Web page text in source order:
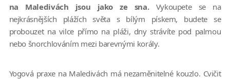
na Maledivách jsou jako ze sna.Vykoupete se na
nejkrásnějších plážích světa s bílým pískem, budete se
probouzet na vilce přímo na pláži, dny strávíte pod palmou
nebo šnorchlováním mezi barevnými korály.
Yogová praxe na Maledivách má nezaměnitelné kouzlo. Cvičit